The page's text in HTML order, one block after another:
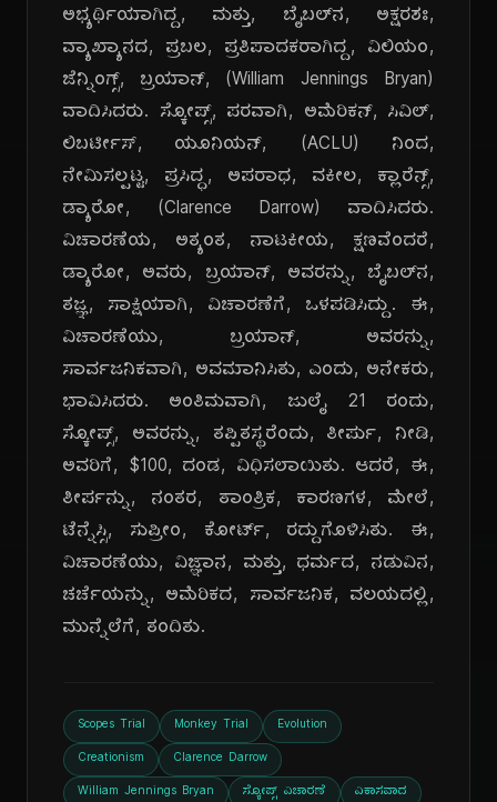
ಅಭ್ಯರ್ಥಿಯಾಗಿದ್ದ, ಮತ್ತು, ಬೈಬಲ್‌ನ, ಅಕ್ಷರಶಃ,
ವ್ಯಾಖ್ಯಾನದ, ಪ್ರಬಲ, ಪ್ರತಿಪಾದಕರಾಗಿದ್ದ, ವಿಲಿಯಂ,
ಜೆನ್ನಿಂಗ್ಸ್, ಬ್ರಯಾನ್, (William Jennings Bryan)
ವಾದಿಸಿದರು. ಸ್ಕೋಪ್ಸ್, ಪರವಾಗಿ, ಅಮೆರಿಕನ್, ಸಿವಿಲ್,
ಲಿಬರ್ಟೀಸ್, ಯೂನಿಯನ್, (ACLU) ನಿಂದ,
ನೇಮಿಸಲ್ಪಟ್ಟ, ಪ್ರಸಿದ್ಧ, ಅಪರಾಧ, ವಕೀಲ, ಕ್ಲಾರೆನ್ಸ್,
ಡ್ಯಾರೋ, (Clarence Darrow) ವಾದಿಸಿದರು.
ವಿಚಾರಣೆಯ, ಅತ್ಯಂತ, ನಾಟಕೀಯ, ಕ್ಷಣವೆಂದರೆ,
ಡ್ಯಾರೋ, ಅವರು, ಬ್ರಯಾನ್, ಅವರನ್ನು, ಬೈಬಲ್‌ನ,
ತಜ್ಞ, ಸಾಕ್ಷಿಯಾಗಿ, ವಿಚಾರಣೆಗೆ, ಒಳಪಡಿಸಿದ್ದು. ಈ,
ವಿಚಾರಣೆಯು, ಬ್ರಯಾನ್, ಅವರನ್ನು,
ಸಾರ್ವಜನಿಕವಾಗಿ, ಅವಮಾನಿಸಿತು, ಎಂದು, ಅನೇಕರು,
ಭಾವಿಸಿದರು. ಅಂತಿಮವಾಗಿ, ಜುಲೈ 21 ರಂದು,
ಸ್ಕೋಪ್ಸ್, ಅವರನ್ನು, ತಪ್ಪಿತಸ್ಥರೆಂದು, ತೀರ್ಪು, ನೀಡಿ,
ಅವರಿಗೆ, $100, ದಂಡ, ವಿಧಿಸಲಾಯಿತು. ಆದರೆ, ಈ,
ತೀರ್ಪನ್ನು, ನಂತರ, ತಾಂತ್ರಿಕ, ಕಾರಣಗಳ, ಮೇಲೆ,
ಟೆನ್ನೆಸ್ಸಿ, ಸುಪ್ರೀಂ, ಕೋರ್ಟ್, ರದ್ದುಗೊಳಿಸಿತು. ಈ,
ವಿಚಾರಣೆಯು, ವಿಜ್ಞಾನ, ಮತ್ತು, ಧರ್ಮದ, ನಡುವಿನ,
ಚರ್ಚೆಯನ್ನು, ಅಮೆರಿಕದ, ಸಾರ್ವಜನಿಕ, ವಲಯದಲ್ಲಿ,
ಮುನ್ನೆಲೆಗೆ, ತಂದಿತು.
Scopes Trial Monkey Trial Evolution
Creationism Clarence Darrow
William Jennings Bryan ಸ್ಕೋಪ್ಸ್ ವಿಚಾರಣೆ ವಿಕಾಸವಾದ